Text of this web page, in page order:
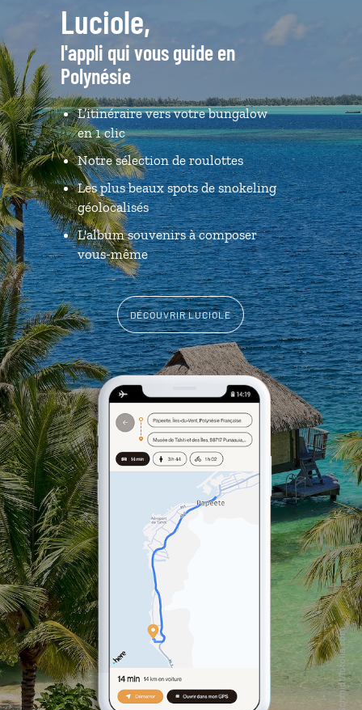
Luciole,
l'appli qui vous guide en
Polynésie
L’itinéraire vers votre bungalow
en 1 clic
Notre sélection de roulottes
Les plus beaux spots de snokeling
géolocalisés
L'album souvenirs à composer
vous-même
DÉCOUVRIR LUCIOLE